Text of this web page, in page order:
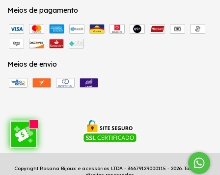
Meios de pagamento
Meios de envio
Copyright Rosana Bijoux e acessórios LTDA - 36679129000115 - 2026. Todos os